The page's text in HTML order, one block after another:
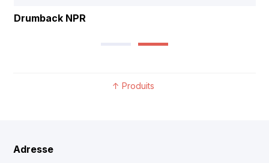
Drumback NPR
↑ Produits
Adresse